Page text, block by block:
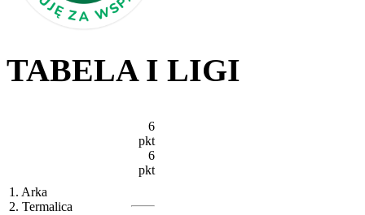
TABELA I LIGI
1. Arka
2. Termalica
6
pkt
6
pkt